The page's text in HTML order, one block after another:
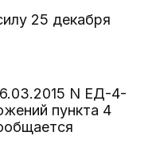
25 декабря
N ЕД-4-
пункта 4